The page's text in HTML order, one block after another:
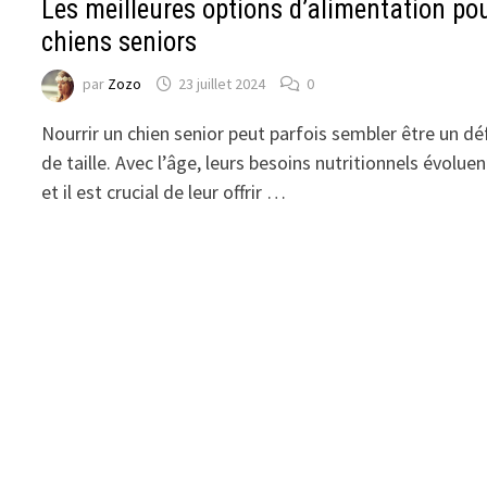
Les meilleures options d’alimentation
chiens seniors
par Zozo 23 juillet 2024 0
Nourrir un chien senior peut parfois sembler être un
de taille. Avec l’âge, leurs besoins nutritionnels
et il est crucial de leur offrir …